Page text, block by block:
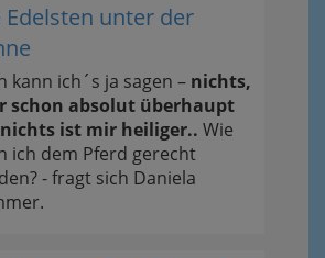
Edelsten unter der
kann ich´s ja sagen – nichts,
schon absolut überhaupt
ist mir heiliger.. Wie
ich dem Pferd gerecht
- fragt sich Daniela